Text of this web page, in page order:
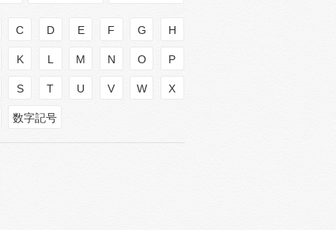
C D E F G H
K L M N O P
S T U V W X
数字記号